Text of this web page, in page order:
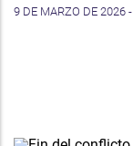
9 DE MARZO DE 2026